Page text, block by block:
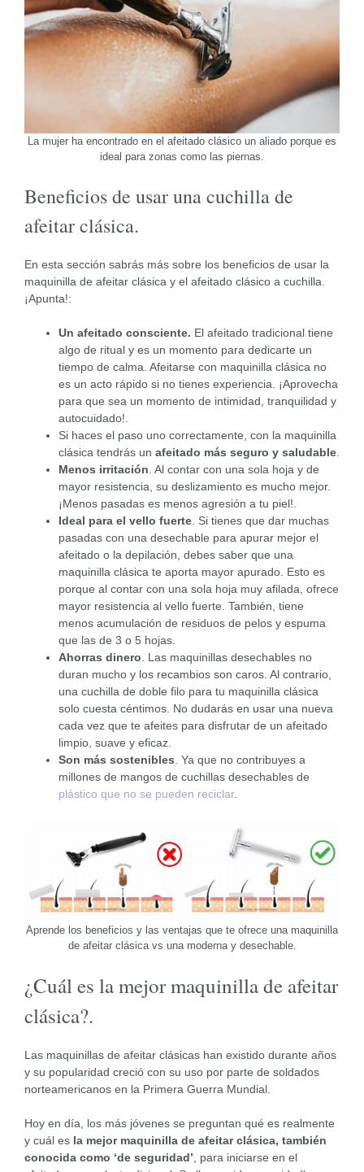
La mujer ha encontrado en el afeitado clásico un aliado porque es
ideal para zonas como las piernas.
Beneficios de usar una cuchilla de
afeitar clásica.
En esta sección sabrás más sobre los beneficios de usar la
maquinilla de afeitar clásica y el afeitado clásico a cuchilla.
¡Apunta!:
Un afeitado consciente. El afeitado tradicional tiene
algo de ritual y es un momento para dedicarte un
tiempo de calma. Afeitarse con maquinilla clásica no
es un acto rápido si no tienes experiencia. ¡Aprovecha
para que sea un momento de intimidad, tranquilidad y
autocuidado!.
Si haces el paso uno correctamente, con la maquinilla
clásica tendrás un afeitado más seguro y saludable
Menos irritación . Al contar con una sola hoja y de
mayor resistencia, su deslizamiento es mucho mejor.
¡Menos pasadas es menos agresión a tu piel!.
Ideal para el vello fuerte . Si tienes que dar muchas
pasadas con una desechable para apurar mejor el
afeitado o la depilación, debes saber que una
maquinilla clásica te aporta mayor apurado. Esto es
porque al contar con una sola hoja muy afilada, ofrece
mayor resistencia al vello fuerte. También, tiene
menos acumulación de residuos de pelos y espuma
que las de 3 o 5 hojas.
Ahorras dinero . Las maquinillas desechables no
duran mucho y los recambios son caros. Al contrario,
una cuchilla de doble filo para tu maquinilla clásica
solo cuesta céntimos. No dudarás en usar una nueva
cada vez que te afeites para disfrutar de un afeitado
limpio, suave y eficaz.
Son más sostenibles . Ya que no contribuyes a
millones de mangos de cuchillas desechables de
plástico que no se pueden reciclar.
Aprende los beneficios y las ventajas que te ofrece una maquinilla
de afeitar clásica vs una moderna y desechable.
¿Cuál es la mejor maquinilla de afeitar
clásica?.
Las maquinillas de afeitar clásicas han existido durante años
y su popularidad creció con su uso por parte de soldados
norteamericanos en la Primera Guerra Mundial.
Hoy en día, los más jóvenes se preguntan qué es realmente
y cuál es la mejor maquinilla de afeitar clásica, también
conocida como ‘de seguridad’ , para iniciarse en el